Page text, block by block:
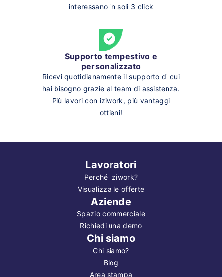
interessano in soli 3 click
Supporto tempestivo e
personalizzato
Ricevi quotidianamente il supporto di cui
hai bisogno grazie al team di assistenza.
Più lavori con iziwork, più vantaggi
ottieni!
Lavoratori
Perché Iziwork?
Visualizza le offerte
Aziende
Spazio commerciale
Richiedi una demo
Chi siamo
Chi siamo?
Blog
Area stampa